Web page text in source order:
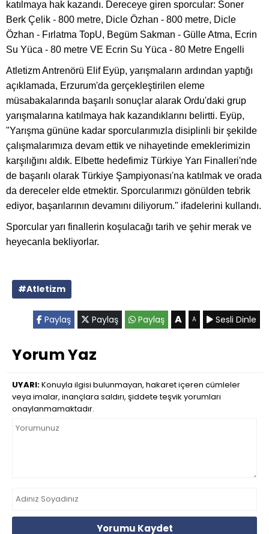
katılmaya hak kazandı. Dereceye giren sporcular: Soner
Berk Çelik - 800 metre, Dicle Özhan - 800 metre, Dicle
Özhan - Fırlatma TopU, Begüm Sakman - Gülle Atma, Ecrin
Su Yüca - 80 metre VE Ecrin Su Yüca - 80 Metre Engelli
Atletizm Antrenörü Elif Eyüp, yarışmaların ardından yaptığı
açıklamada, Erzurum'da gerçekleştirilen eleme
müsabakalarında başarılı sonuçlar alarak Ordu'daki grup
yarışmalarına katılmaya hak kazandıklarını belirtti. Eyüp,
"Yarışma gününe kadar sporcularımızla disiplinli bir şekilde
çalışmalarımıza devam ettik ve nihayetinde emeklerimizin
karşılığını aldık. Elbette hedefimiz Türkiye Yarı Finalleri'nde
de başarılı olarak Türkiye Şampiyonası'na katılmak ve orada
da dereceler elde etmektir. Sporcularımızı gönülden tebrik
ediyor, başarılarının devamını diliyorum." ifadelerini kullandı.
Sporcular yarı finallerin koşulacağı tarih ve şehir merak ve
heyecanla bekliyorlar.
#Atletizm
Paylaş Paylaş Paylaş A A Sesli Dinle
Yorum Yaz
UYARI:Konuyla ilgisi bulunmayan, hakaret içeren cümleler
veya imalar, inançlara saldırı, şiddete teşvik yorumları
onaylanmamaktadır.
Yorumu Kaydet